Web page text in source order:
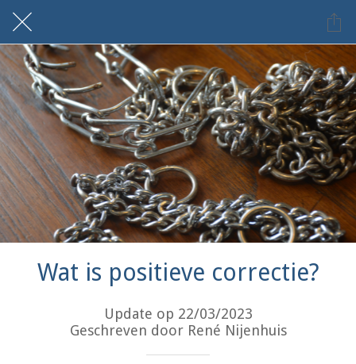
Wat is positieve correctie?
Update op 22/03/2023
Geschreven door René Nijenhuis